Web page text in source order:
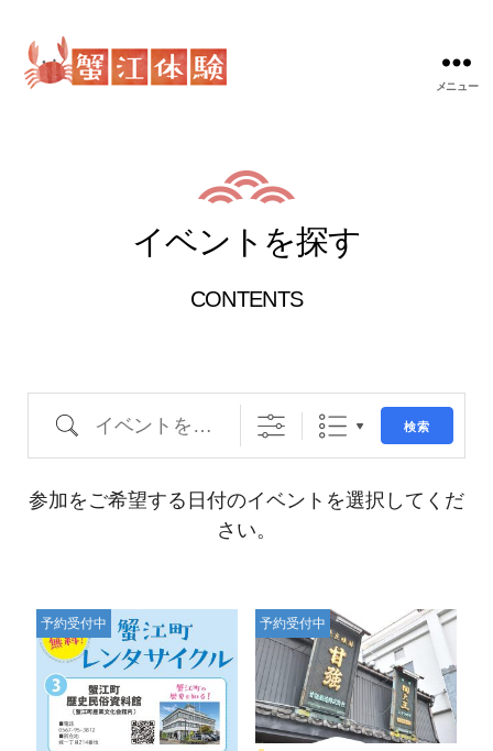
メニュー
イベントを探す
CONTENTS
イベントを探す 検索
参加をご希望する日付のイベントを選択してくだ
さい。
予約受付中 予約受付中